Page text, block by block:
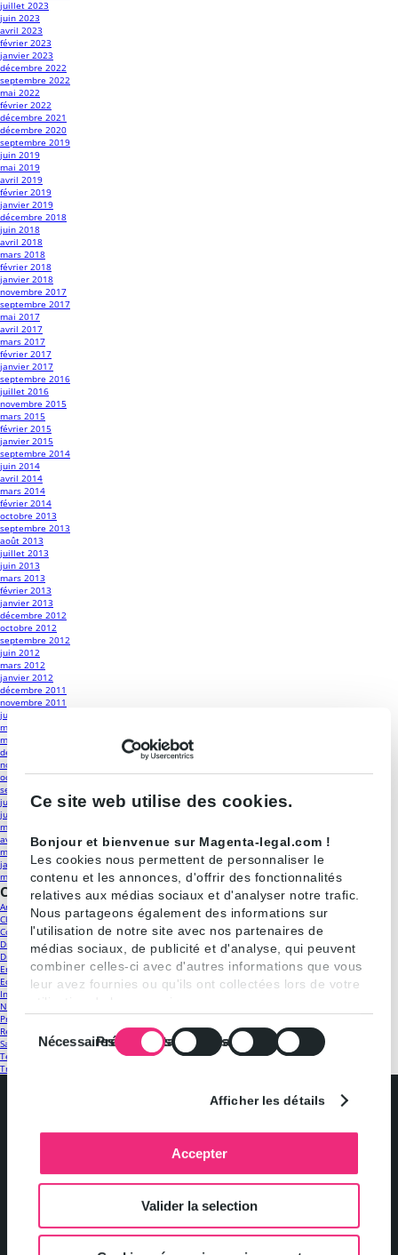
Ce site web utilise des cookies.
Bonjour et bienvenue sur Magenta-legal.com !
Les cookies nous permettent de personnaliser le
contenu et les annonces, d'offrir des fonctionnalités
relatives aux médias sociaux et d'analyser notre trafic.
Nous partageons également des informations sur
l'utilisation de notre site avec nos partenaires de
médias sociaux, de publicité et d'analyse, qui peuvent
combiner celles-ci avec d'autres informations que vous
leur avez fournies ou qu'ils ont collectées lors de votre
NécessairesPréférencesStatistiquesMarketing
Afficher les détails
Accepter
Valider la selection
juillet 2023
juin 2023
avril 2023
février 2023
janvier 2023
décembre 2022
septembre 2022
mai 2022
février 2022
décembre 2021
décembre 2020
septembre 2019
juin 2019
mai 2019
avril 2019
février 2019
janvier 2019
décembre 2018
juin 2018
avril 2018
mars 2018
février 2018
janvier 2018
novembre 2017
septembre 2017
mai 2017
avril 2017
mars 2017
février 2017
janvier 2017
septembre 2016
juillet 2016
novembre 2015
mars 2015
février 2015
janvier 2015
septembre 2014
juin 2014
avril 2014
mars 2014
février 2014
octobre 2013
septembre 2013
août 2013
juillet 2013
juin 2013
mars 2013
février 2013
janvier 2013
décembre 2012
octobre 2012
septembre 2012
juin 2012
mars 2012
janvier 2012
décembre 2011
novembre 2011
juin 2011
mai 2011
mars 2011
décembre 2010
novembre 2010
octobre 2010
septembre 2010
juillet 2010
juin 2010
mai 2010
avril 2010
mars 2010
janvier 2010
mars 2009
Catégories
Antitrust(18)
Classements(19)
Contrôle des concentrations(25)
Droit de la distribution et contrats commerciaux(23)
Droit public (13)
Energie(12)
Equipe
(18)
Internet et nouvelles technologies
Non classé
Presse
Regulatory
Santé
Télécoms
Transport
Politique de confidentialité et gestion des cookies
Mentions légales